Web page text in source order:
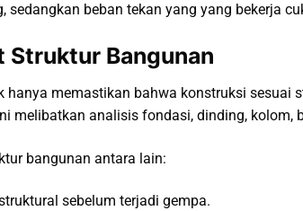
sedangkan beban tekan yang yang bekerja
Bangunan
memastikan bahwa konstruksi sesuai
melibatkan analisis fondasi, dinding, kolom,
bangunan antara lain:
sebelum terjadi gempa.